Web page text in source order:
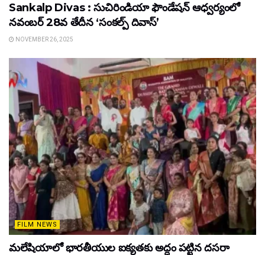
Sankalp Divas : సుచిరిండియా ఫౌండేషన్ ఆధ్వర్యంలో
నవంబర్ 28వ తేదీన ‘సంకల్ప్ దివాస్’
NOVEMBER 26, 2025
FILM NEWS
మలేషియాలో భారతీయుల ఐక్యతకు అద్దం పట్టిన దసరా